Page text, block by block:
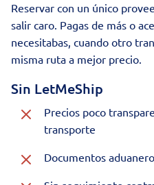
Reservar con un único
salir caro. Pagas de más o
necesitabas, cuando otro
misma ruta a mejor precio.
Sin LetMeShip
Precios poco
transporte
Documentos